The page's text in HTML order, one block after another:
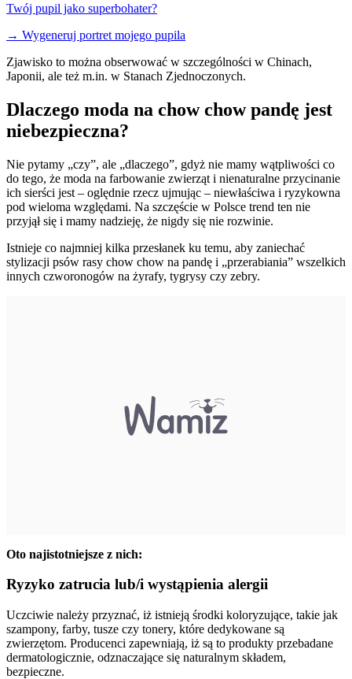
Twój pupil jako superbohater?
→ Wygeneruj portret mojego pupila
Zjawisko to można obserwować w szczególności w Chinach,
Japonii, ale też m.in. w Stanach Zjednoczonych.
Dlaczego moda na chow chow pandę jest
niebezpieczna?
Nie pytamy „czy”, ale „dlaczego”, gdyż nie mamy wątpliwości co
do tego, że moda na farbowanie zwierząt i nienaturalne przycinanie
ich sierści jest – oględnie rzecz ujmując – niewłaściwa i ryzykowna
pod wieloma względami. Na szczęście w Polsce trend ten nie
przyjął się i mamy nadzieję, że nigdy się nie rozwinie.
Istnieje co najmniej kilka przesłanek ku temu, aby zaniechać
stylizacji psów rasy chow chow na pandę i „przerabiania” wszelkich
innych czworonogów na żyrafy, tygrysy czy zebry.
Oto najistotniejsze z nich:
Ryzyko zatrucia lub/i wystąpienia alergii
Uczciwie należy przyznać, iż istnieją środki koloryzujące, takie jak
szampony, farby, tusze czy tonery, które dedykowane są
zwierzętom. Producenci zapewniają, iż są to produkty przebadane
dermatologicznie, odznaczające się naturalnym składem,
bezpieczne.